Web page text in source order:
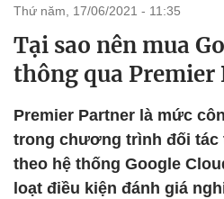
thứ năm, 17/06/2021 - 11:35
Tại sao nên mua
thông qua Premier
Premier Partner là mức
trong chương trình đối tác
theo hệ thống Google
loạt điều kiện đánh giá